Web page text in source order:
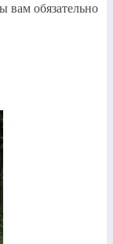
вам обязательно